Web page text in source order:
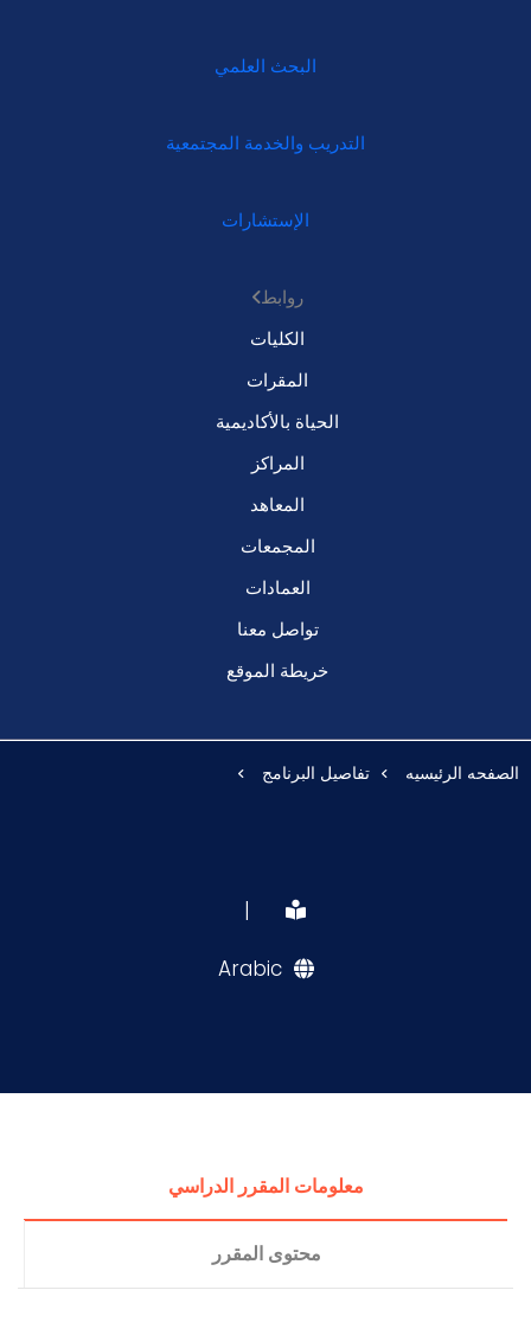
البحث العلمي
التدريب والخدمة المجتمعية
الإستشارات
روابط
الكليات
المقرات
الحياة بالأكاديمية
المراكز
المعاهد
المجمعات
العمادات
تواصل معنا
خريطة الموقع
الصفحه الرئيسيه تفاصيل البرنامج
|
Arabic
معلومات المقرر الدراسي
محتوى المقرر